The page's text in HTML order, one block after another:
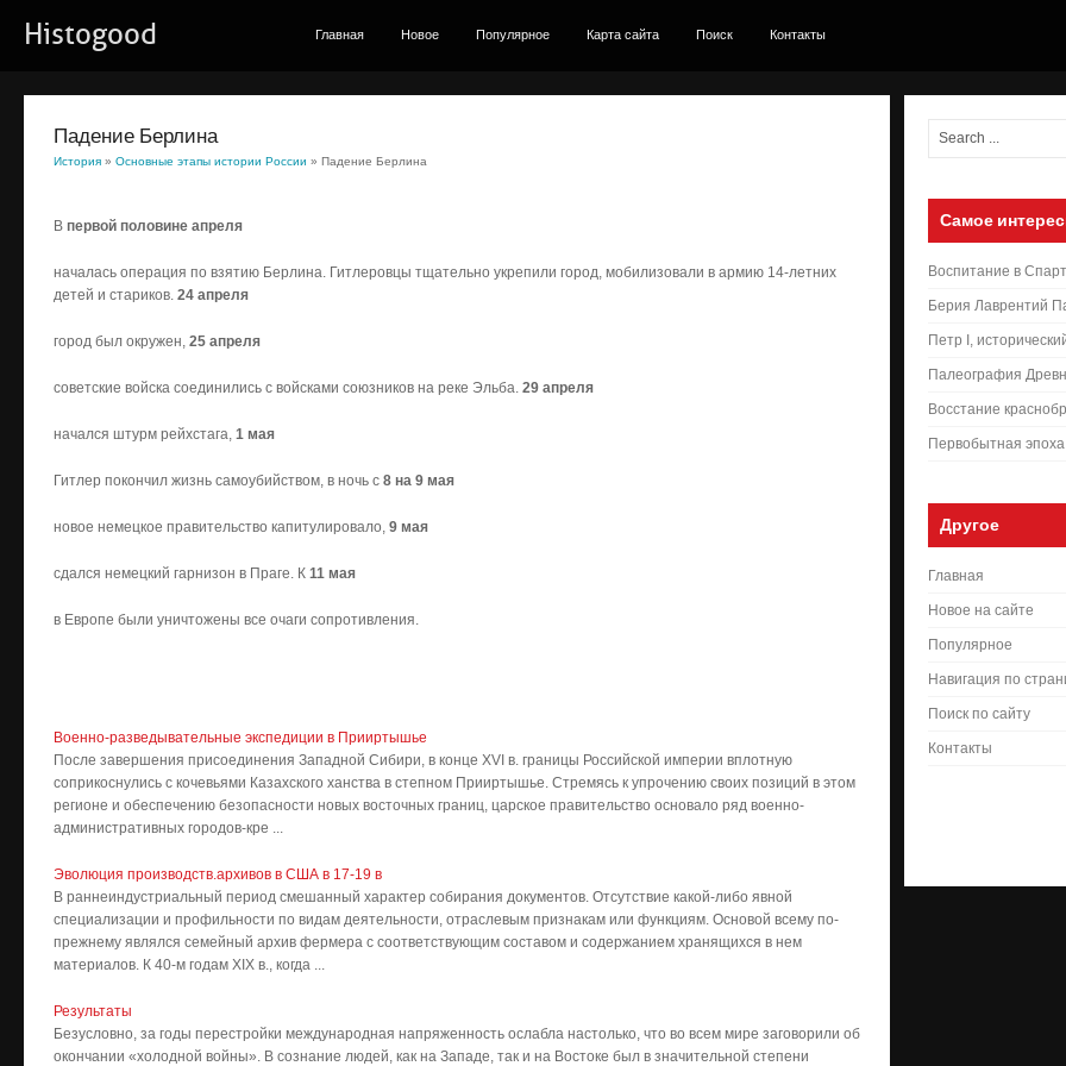
Histogood Главная Новое Популярное Карта сайта Поиск Контакты
Падение Берлина
История » Основные этапы истории России » Падение Берлина
В первой половине апреля
началась операция по взятию Берлина. Гитлеровцы тщательно укрепили город, мобилизовали в армию 14‑летних
детей и стариков. 24 апреля
город был окружен, 25 апреля
советские войска соединились с войсками союзников на реке Эльба. 29 апреля
начался штурм рейхстага, 1 мая
Гитлер покончил жизнь самоубийством, в ночь с 8 на 9 мая
новое немецкое правительство капитулировало, 9 мая
сдался немецкий гарнизон в Праге. К 11 мая
в Европе были уничтожены все очаги сопротивления.
Военно-разведывательные экспедиции в Прииртышье
После завершения присоединения Западной Сибири, в конце XVI в. границы Российской империи вплотную
соприкоснулись с кочевьями Казахского ханства в степном Прииртышье. Стремясь к упрочению своих позиций в этом
регионе и обеспечению безопасности новых восточных границ, царское правительство основало ряд военно-
административных городов-кре ...
Эволюция производств.архивов в США в 17-19 в
В раннеиндустриальный период смешанный характер собирания документов. Отсутствие какой-либо явной
специализации и профильности по видам деятельности, отраслевым признакам или функциям. Основой всему по-
прежнему являлся семейный архив фермера с соответствующим составом и содержанием хранящихся в нем
материалов. К 40-м годам XIX в., когда ...
Результаты
Безусловно, за годы перестройки международная напряженность ослабла настолько, что во всем мире заговорили об
окончании «холодной войны». В сознание людей, как на Западе, так и на Востоке был в значительной степени
Самое
Воспитание в
Берия Лаврентий
Петр I,
Палеография
Восстание
Первобытная
Другое
Главная
Новое на сайте
Популярное
Навигация по
Поиск по сайту
Контакты